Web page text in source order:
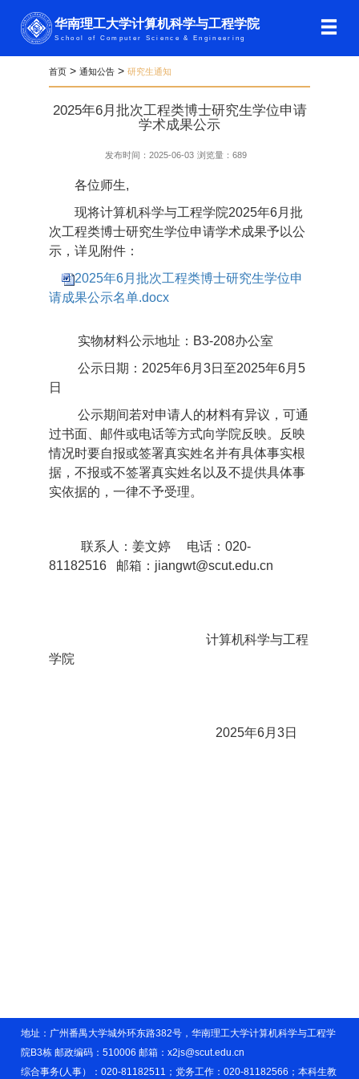
华南理工大学计算机科学与工程学院
School of Computer Science & Engineering
首页> 通知公告> 研究生通知
2025年6月批次工程类博士研究生学位申请
学术成果公示
发布时间：2025-06-03 浏览量：689
各位师生,
现将计算机科学与工程学院2025年6月批
次工程类博士研究生学位申请学术成果予以公
示，详见附件：
2025年6月批次工程类博士研究生学位申
请成果公示名单.docx
实物材料公示地址：B3-208办公室
公示日期：2025年6月3日至2025年6月5
日
公示期间若对申请人的材料有异议，可通
过书面、邮件或电话等方式向学院反映。反映
情况时要自报或签署真实姓名并有具体事实根
据，不报或不签署真实姓名以及不提供具体事
实依据的，一律不予受理。
联系人：姜文婷 电话：020-
81182516 邮箱：jiangwt@scut.edu.cn
计算机科学与工程
学院
2025年6月3日
地址：广州番禺大学城外环东路382号，华南理工大学计算机科学与工程学
院B3栋 邮政编码：510006 邮箱：x2js@scut.edu.cn
综合事务(人事）：020-81182511；党务工作：020-81182566；本科生教